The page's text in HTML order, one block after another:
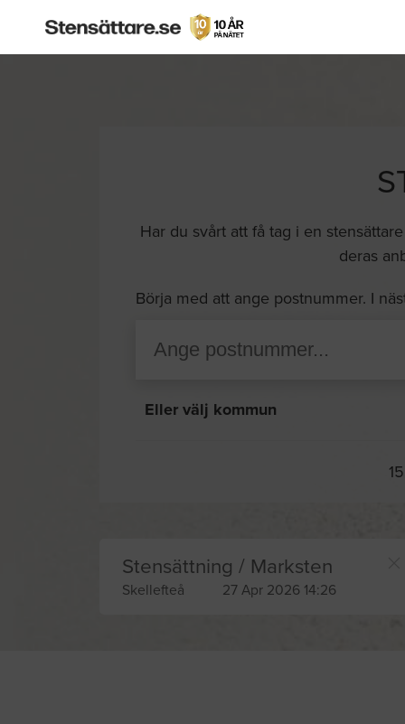
Har du svårt att få tag i en
deras
Börja med att ange postnummer. I
Eller välj kommun
Stensättning / Marksten
Skellefteå 27 Apr 2026 14:26